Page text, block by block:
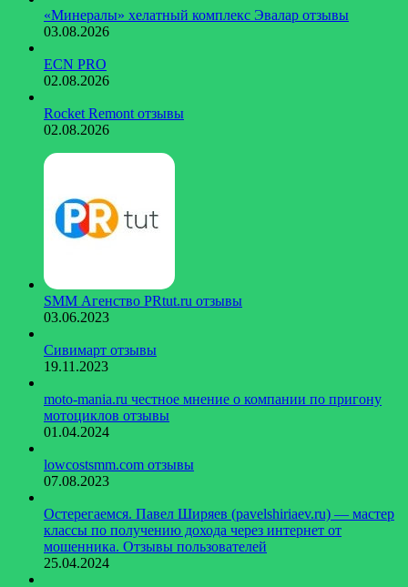
«Минералы» хелатный комплекс Эвалар отзывы
03.08.2026
ECN PRO
02.08.2026
Rocket Remont отзывы
02.08.2026
SMM Агенство PRtut.ru отзывы
03.06.2023
Сивимарт отзывы
19.11.2023
moto-mania.ru честное мнение о компании по пригону
мотоциклов отзывы
01.04.2024
lowcostsmm.com отзывы
07.08.2023
Остерегаемся. Павел Ширяев (pavelshiriaev.ru) — мастер
классы по получению дохода через интернет от
мошенника. Отзывы пользователей
25.04.2024